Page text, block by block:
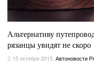
Альтернативу
рязанцы увидят не скоро
15 октября 2015 Автоновости